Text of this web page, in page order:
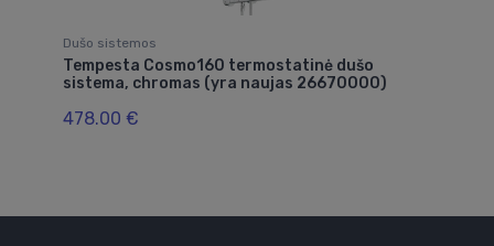
Dušo sistemos
Tempesta Cosmo160 termostatinė dušo
sistema, chromas (yra naujas 26670000)
478.00 €